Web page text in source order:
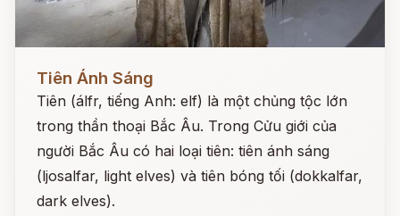
Tiên Ánh Sáng
Tiên (álfr, tiếng Anh: elf) là một chủng tộc lớn
trong thần thoại Bắc Âu. Trong Cửu giới của
người Bắc Âu có hai loại tiên: tiên ánh sáng
(ljosalfar, light elves) và tiên bóng tối (dokkalfar,
dark elves).